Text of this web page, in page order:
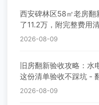
西安碑林区58㎡老房
了11.2万，附完整费用
2026-08-09
旧房翻新验收攻略：水
这份清单验收不踩坑 -
2026-08-09